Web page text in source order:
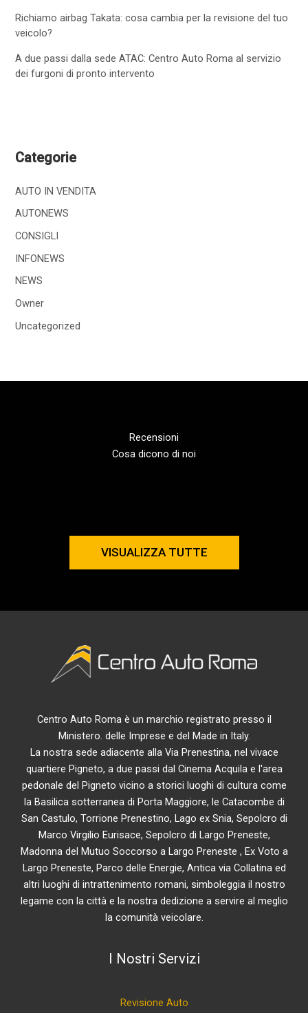
Richiamo airbag Takata: cosa cambia per la revisione del tuo
veicolo?
A due passi dalla sede ATAC: Centro Auto Roma al servizio
dei furgoni di pronto intervento
Categorie
AUTO IN VENDITA
AUTONEWS
CONSIGLI
INFONEWS
NEWS
Owner
Uncategorized
Recensioni
Cosa dicono di noi
VISUALIZZA TUTTE
Centro Auto Roma è un marchio registrato presso il
Ministero. delle Imprese e del Made in Italy.
La nostra sede adiacente alla Via Prenestina, nel vivace
quartiere Pigneto, a due passi dal Cinema Acquila e l'area
pedonale del Pigneto vicino a storici luoghi di cultura come
la Basilica sotterranea di Porta Maggiore, le Catacombe di
San Castulo, Torrione Prenestino, Lago ex Snia, Sepolcro di
Marco Virgilio Eurisace, Sepolcro di Largo Preneste,
Madonna del Mutuo Soccorso a Largo Preneste , Ex Voto a
Largo Preneste, Parco delle Energie, Antica via Collatina ed
altri luoghi di intrattenimento romani, simboleggia il nostro
legame con la città e la nostra dedizione a servire al meglio
la comunità veicolare.
I Nostri Servizi
Revisione Auto